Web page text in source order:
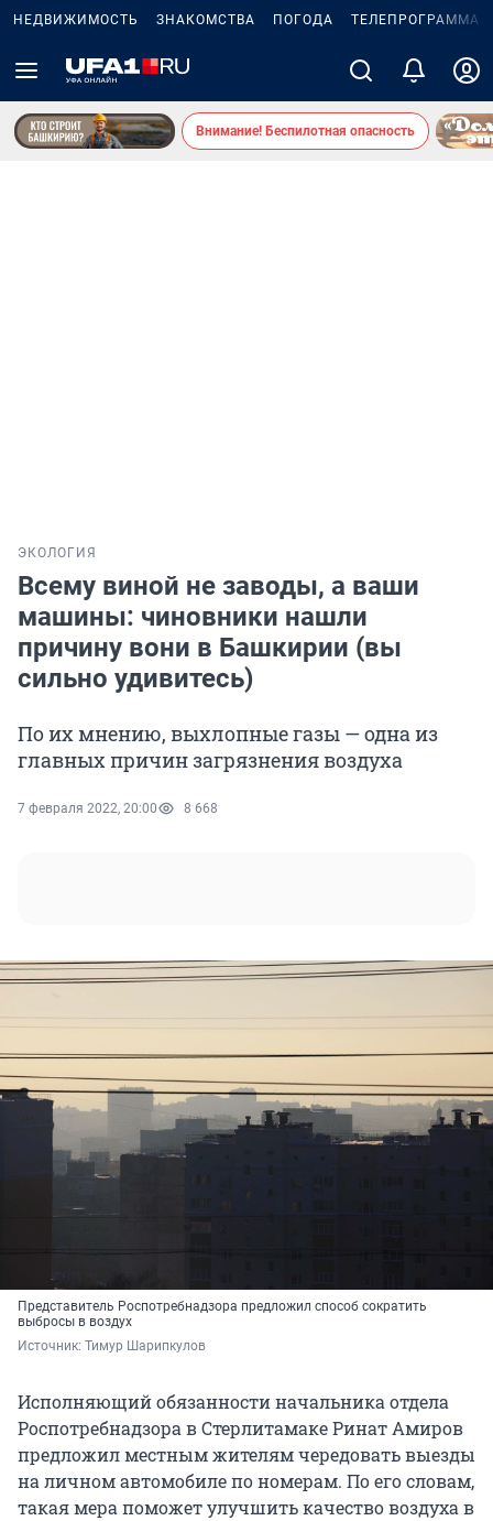
НЕДВИЖИМОСТЬ ЗНАКОМСТВА ПОГОДА ТЕЛЕПРОГРАММА
Внимание! Беспилотная опасность
ЭКОЛОГИЯ
Всему виной не заводы, а ваши
машины: чиновники нашли
причину вони в Башкирии (вы
сильно удивитесь)
По их мнению, выхлопные газы — одна из
главных причин загрязнения воздуха
7 февраля 2022, 20:00 8 668
Представитель Роспотребнадзора предложил способ сократить
выбросы в воздух
Источник: Тимур Шарипкулов
Исполняющий обязанности начальника отдела
Роспотребнадзора в Стерлитамаке Ринат Амиров
предложил местным жителям чередовать выезды
на личном автомобиле по номерам. По его словам,
такая мера поможет улучшить качество воздуха в